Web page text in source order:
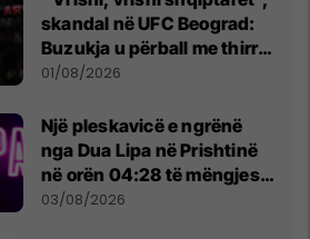
skandal në UFC Beograd:
Buzukja u përball me thirrje
anti-shqiptare nga
01/08/2026
Një pleskavicë e ngrënë
nga Dua Lipa në Prishtinë
në orën 04:28 të mëngjesit
- dhe bota digjitale serbe
03/08/2026